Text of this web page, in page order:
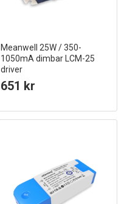
Meanwell 25W / 350-
1050mA dimbar LCM-25
driver
0-10V dimbar, til LED-panel
651 kr